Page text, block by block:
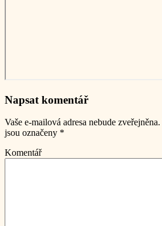
Napsat komentář
Vaše e-mailová adresa nebude zveřejněna.
jsou označeny *
Komentář